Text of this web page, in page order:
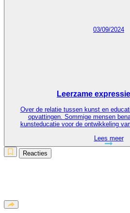
03/09/2024
Leerzame
Over de relatie tussen kunst en
opvattingen. Sommige mensen
kunsteducatie voor de ontwikkeling
Lees meer
Reacties